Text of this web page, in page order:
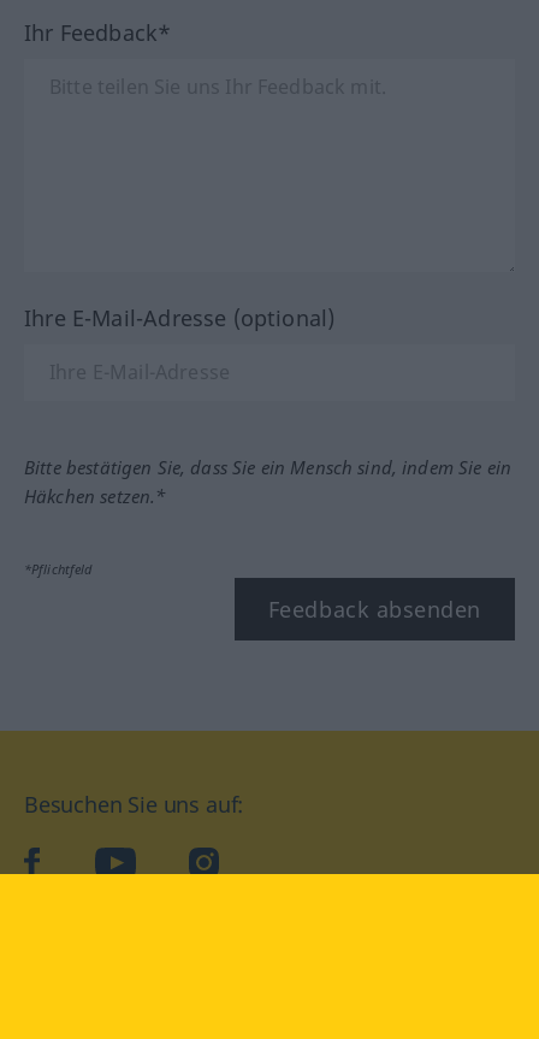
Ihr Feedback*
Ihre E-Mail-Adresse (optional)
Bitte bestätigen Sie, dass Sie ein Mensch sind, indem Sie ein
Häkchen setzen.*
*Pflichtfeld
Feedback absenden
Besuchen Sie uns auf:
facebookYouTube Instagram